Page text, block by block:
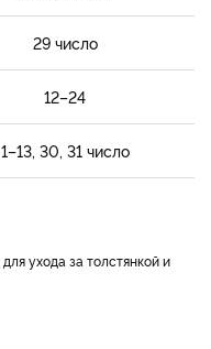
29 число
12–24
1–13, 30, 31 число